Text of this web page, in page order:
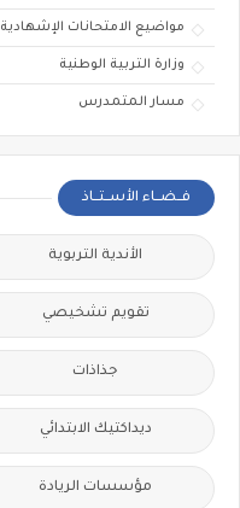
مواضيع الامتحانات الإشهادية
وزارة التربية الوطنية
مسار المتمدرس
فــضــاء الأســتــاذ
الأندية التربوية
تقويم تشخيصي
جذاذات
ديداكتيك الابتدائي
مؤسسات الريادة